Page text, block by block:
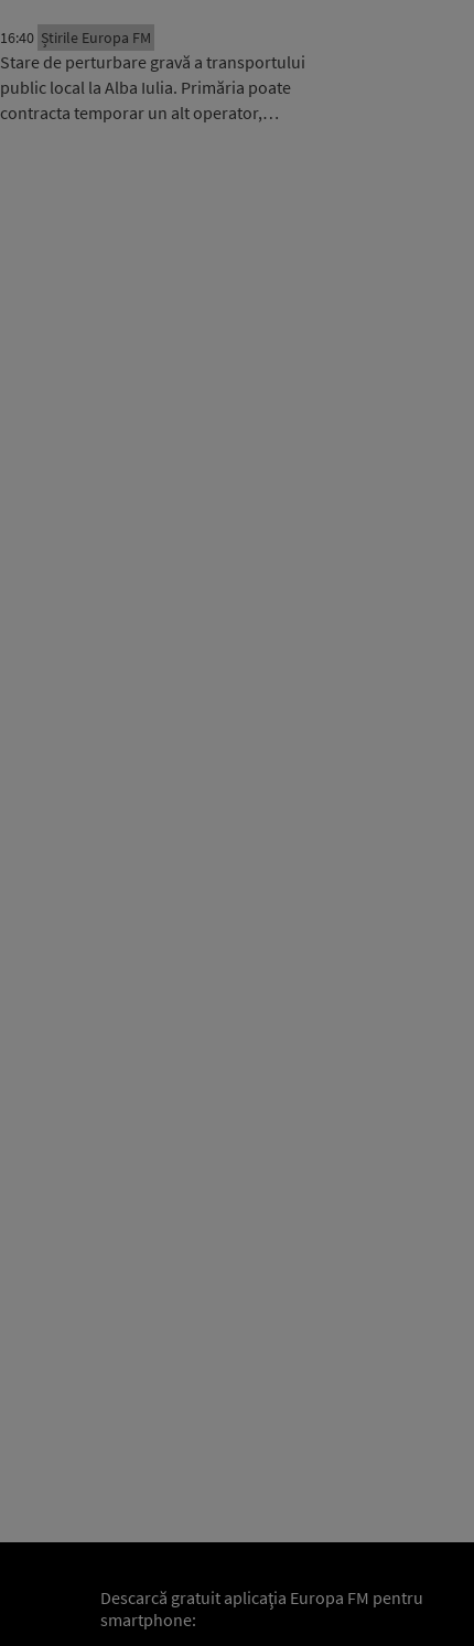
16:40 Știrile Europa FM
Stare de perturbare gravă a transportului
public local la Alba Iulia. Primăria poate
contracta temporar un alt operator,…
Descarcă gratuit aplicaţia Europa FM pentru
smartphone: